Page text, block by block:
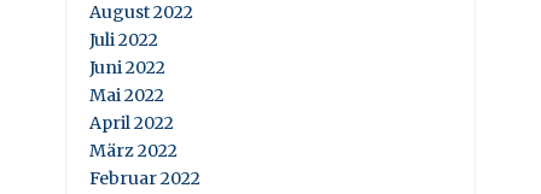
August 2022
Juli 2022
Juni 2022
Mai 2022
April 2022
März 2022
Februar 2022